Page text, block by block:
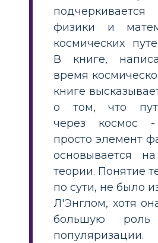
подчеркивается
физики и
космических
В книге,
время
книге
о том, что
через космос
просто элемент
основывается
теории. Понятие
по сути, не было
Л'Энглом, хотя
большую